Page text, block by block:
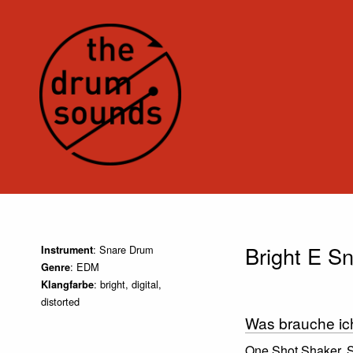
Bright E
Instrument: Snare Drum
Genre: EDM
Klangfarbe: bright, digital,
distorted
Was brauche